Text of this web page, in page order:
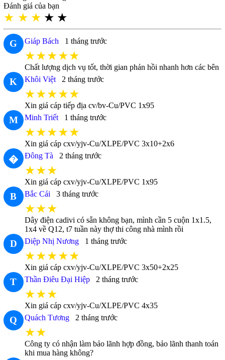
Đánh giá của bạn
★ ★ ★ ★ ★
G Giáp Bách 1 tháng trước
★★★★★
Chất lượng dịch vụ tốt, thời gian phản hồi nhanh hơn các bên
K Khôi Việt 2 tháng trước
★★★★★
Xin giá cáp tiếp địa cv/bv-Cu/PVC 1x95
M Minh Triết 1 tháng trước
★★★★★
Xin giá cáp cxv/yjv-Cu/XLPE/PVC 3x10+2x6
� Đông Tà 2 tháng trước
★★★
Xin giá cáp cxv/yjv-Cu/XLPE/PVC 1x95
B Bắc Cái 3 tháng trước
★★★
Dây điện cadivi có sẵn không bạn, mình cần 5 cuộn 1x1.5,
1x4 về Q12, t7 tuần này thợ thi công nhà mình rồi
D Diệp Nhị Nương 1 tháng trước
★★★★★
Xin giá cáp cxv/yjv-Cu/XLPE/PVC 3x50+2x25
T Thần Điêu Đại Hiệp 2 tháng trước
★★★
Xin giá cáp cxv/yjv-Cu/XLPE/PVC 4x35
Q Quách Tương 2 tháng trước
★★
Công ty có nhận làm bảo lãnh hợp đồng, bảo lãnh thanh toán
khi mua hàng không?